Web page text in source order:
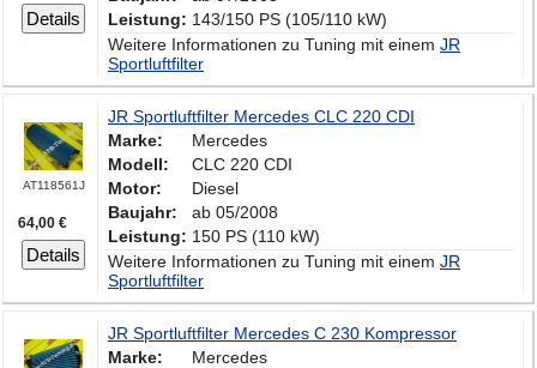
Details
Leistung: 143/150 PS (105/110 kW)
Weitere Informationen zu Tuning mit einem JR
Sportluftfilter
AT118561J
64,00 €
Details
JR Sportluftfilter Mercedes CLC 220 CDI
Marke:
Mercedes
Modell:
CLC 220 CDI
Motor:
Diesel
Baujahr:
ab 05/2008
Leistung: 150 PS (110 kW)
Weitere Informationen zu Tuning mit einem JR
Sportluftfilter
JR Sportluftfilter Mercedes C 230 Kompressor
Marke:
Mercedes